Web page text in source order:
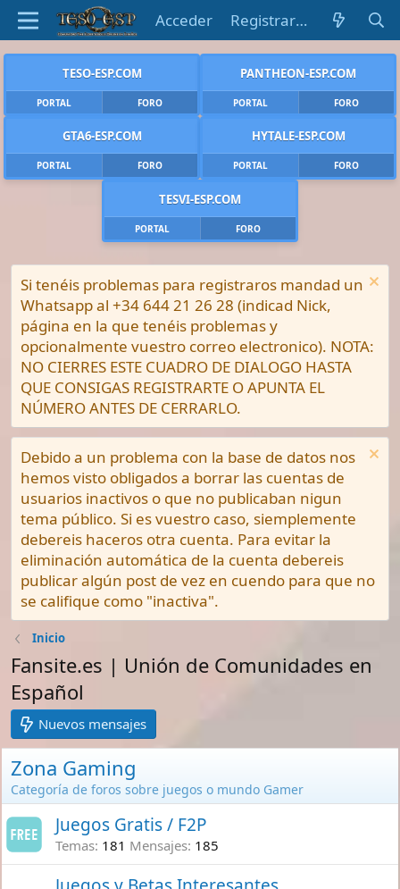
Acceder Registrarse
TESO-ESP.COM
PORTAL FORO
PANTHEON-ESP.COM
PORTAL FORO
GTA6-ESP.COM
PORTAL FORO
HYTALE-ESP.COM
PORTAL FORO
TESVI-ESP.COM
PORTAL FORO
Si tenéis problemas para registraros mandad un
Whatsapp al +34 644 21 26 28 (indicad Nick,
página en la que tenéis problemas y
opcionalmente vuestro correo electronico). NOTA:
NO CIERRES ESTE CUADRO DE DIALOGO HASTA
QUE CONSIGAS REGISTRARTE O APUNTA EL
NÚMERO ANTES DE CERRARLO.
Debido a un problema con la base de datos nos
hemos visto obligados a borrar las cuentas de
usuarios inactivos o que no publicaban nigun
tema público. Si es vuestro caso, siemplemente
debereis haceros otra cuenta. Para evitar la
eliminación automática de la cuenta debereis
publicar algún post de vez en cuendo para que no
se califique como "inactiva".
Inicio
Fansite.es | Unión de Comunidades en
Español
Nuevos mensajes
Zona Gaming
Categoría de foros sobre juegos o mundo Gamer
Juegos Gratis / F2P
Temas 181 Mensajes 185